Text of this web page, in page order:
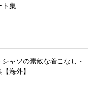
ト集
ャツの素敵な着こなし・
海外】